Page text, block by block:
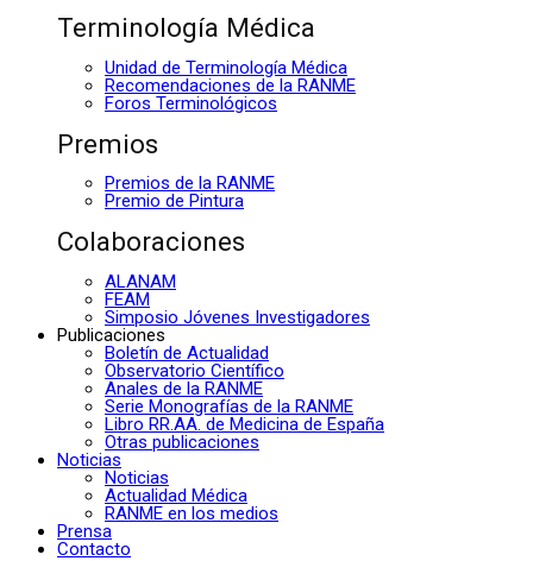
Terminología Médica
Unidad de Terminología Médica
Recomendaciones de la RANME
Foros Terminológicos
Premios
Premios de la RANME
Premio de Pintura
Colaboraciones
ALANAM
FEAM
Simposio Jóvenes Investigadores
Publicaciones
Boletín de Actualidad
Observatorio Científico
Anales de la RANME
Serie Monografías de la RANME
Libro RR.AA. de Medicina de España
Otras publicaciones
Noticias
Noticias
Actualidad Médica
RANME en los medios
Prensa
Contacto